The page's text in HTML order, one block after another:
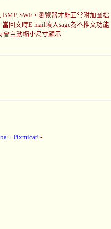
BMP, SWF，瀏覽器才能正常附加圖檔
回文時E-mail填入sage為不推文功能
會自動縮小尺寸顯示
+ Pixmicat! -